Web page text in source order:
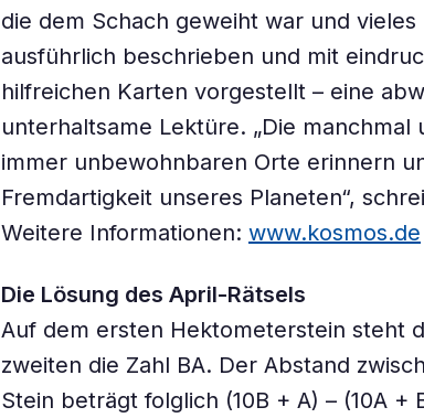
die dem Schach geweiht war und
ausführlich beschrieben und mit
hilfreichen Karten vorgestellt – eine
unterhaltsame Lektüre. „Die
immer unbewohnbaren Orte erinnern
Fremdartigkeit unseres Planeten“,
Weitere Informationen: www.kosmos.de
Die Lösung des April-Rätsels
Auf dem ersten Hektometerstein steht
zweiten die Zahl BA. Der Abstand
Stein beträgt folglich (10B + A) – (10A +